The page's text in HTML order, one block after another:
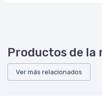
Productos de la
Ver más relacionados